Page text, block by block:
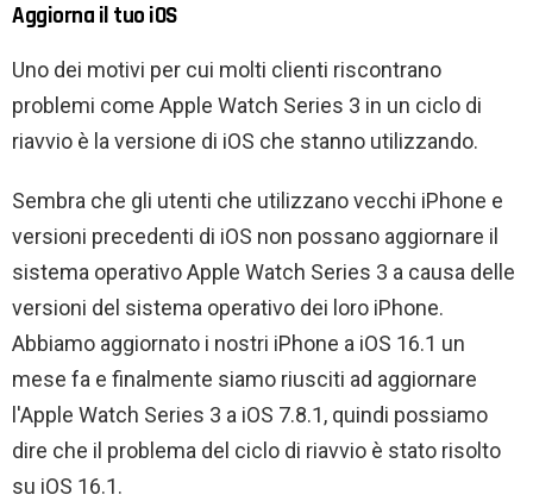
Aggiorna il tuo iOS
Uno dei motivi per cui molti clienti riscontrano
problemi come Apple Watch Series 3 in un ciclo di
riavvio è la versione di iOS che stanno utilizzando.
Sembra che gli utenti che utilizzano vecchi iPhone e
versioni precedenti di iOS non possano aggiornare il
sistema operativo Apple Watch Series 3 a causa delle
versioni del sistema operativo dei loro iPhone.
Abbiamo aggiornato i nostri iPhone a iOS 16.1 un
mese fa e finalmente siamo riusciti ad aggiornare
l'Apple Watch Series 3 a iOS 7.8.1, quindi possiamo
dire che il problema del ciclo di riavvio è stato risolto
su iOS 16.1.